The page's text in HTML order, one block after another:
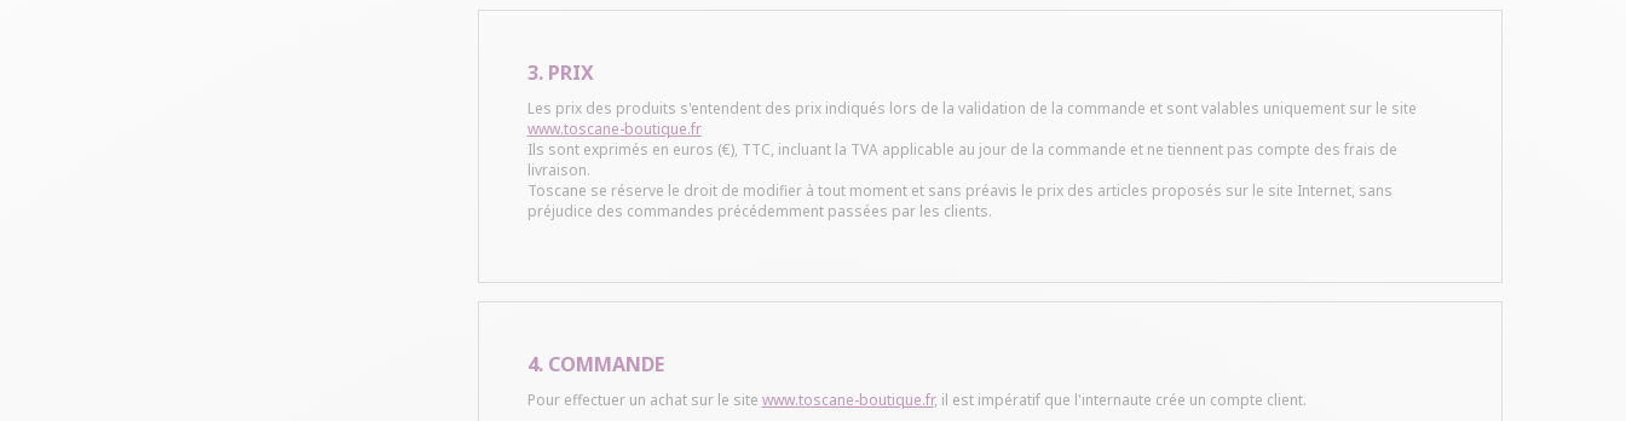
3. PRIX
Les prix des produits s'entendent des prix indiqués lors de la validation de la commande et sont valables uniquement sur le site
www.toscane-boutique.fr
Ils sont exprimés en euros (€), TTC, incluant la TVA applicable au jour de la commande et ne tiennent pas compte des frais de
livraison.
Toscane se réserve le droit de modifier à tout moment et sans préavis le prix des articles proposés sur le site Internet, sans
préjudice des commandes précédemment passées par les clients.
4. COMMANDE
Pour effectuer un achat sur le site www.toscane-boutique.fr, il est impératif que l'internaute crée un compte client.